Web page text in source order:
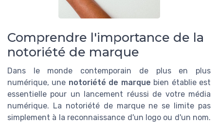
Comprendre l'importance de la
notoriété de marque
Dans le monde contemporain de plus en plus
numérique, une notoriété de marque bien établie est
essentielle pour un lancement réussi de votre média
numérique. La notoriété de marque ne se limite pas
simplement à la reconnaissance d'un logo ou d'un nom.